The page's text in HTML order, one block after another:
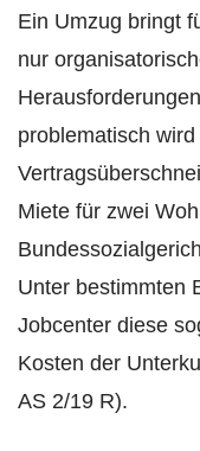
Ein Umzug bringt
nur
problematisch
Miete für zwei
Unter bestimmten
Jobcenter diese
Kosten der
AS 2/19 R).